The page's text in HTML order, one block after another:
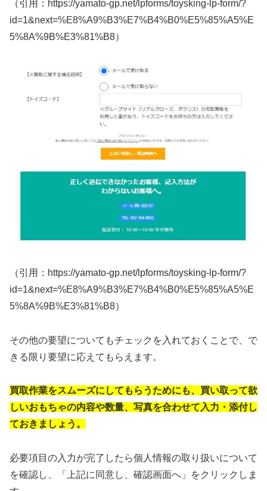
（引用：https://yamato-gp.net/lpforms/toysking-lp-form/?
id=1&next=%E8%A9%B3%E7%B4%B0%E5%85%A5%E
5%8A%9B%E3%81%B8）
（引用：https://yamato-gp.net/lpforms/toysking-lp-form/?
id=1&next=%E8%A9%B3%E7%B4%B0%E5%85%A5%E
5%8A%9B%E3%81%B8）
その他の要望についてもチェックを入れておくことで、で
きる限り要望に応えてもらえます。
買取作業をスムーズにしてもらうためにも、買い取って欲
しいおもちゃの内容や数量、写真を合わせて入力・添付し
ておきましょう。
必要項目の入力が完了したら個人情報の取り扱いについて
を確認し、「上記に同意し、確認画面へ」をクリックしま